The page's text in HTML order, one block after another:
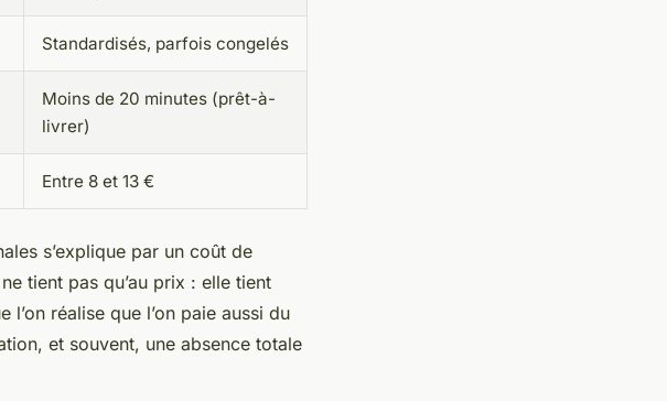
Standardisés, parfois congelés
Moins de 20 minutes (prêt-à-
livrer)
Entre 8 et 13 €
s’explique par un coût de
tient pas qu’au prix : elle tient
l’on réalise que l’on paie aussi du
et souvent, une absence totale